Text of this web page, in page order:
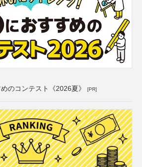
のコンテスト《2026夏》 [PR]